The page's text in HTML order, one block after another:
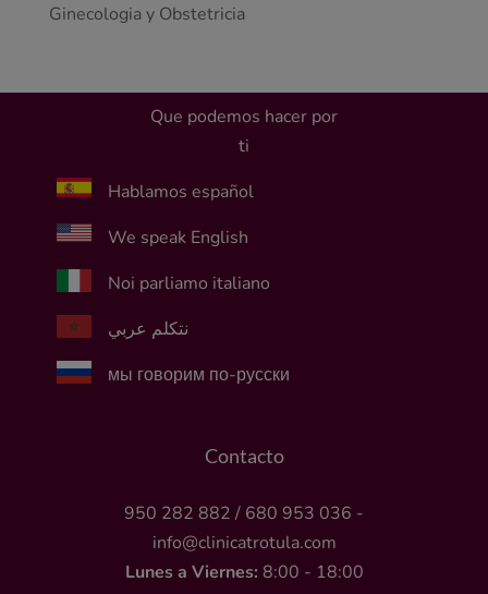
Ginecologia y Obstetricia
Que podemos hacer por
ti
Hablamos español
We speak English
Noi parliamo italiano
نتكلم عربي
мы говорим по-русски
Contacto
950 282 882 / 680 953 036 -
info@clinicatrotula.com
Lunes a Viernes: 8:00 - 18:00